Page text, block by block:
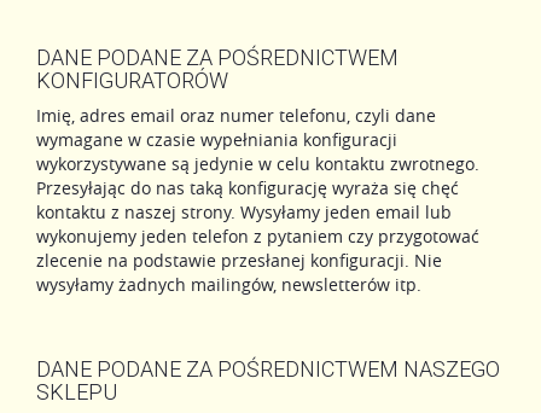
DANE PODANE ZA POŚREDNICTWEM
KONFIGURATORÓW
Imię, adres email oraz numer telefonu, czyli dane
wymagane w czasie wypełniania konfiguracji
wykorzystywane są jedynie w celu kontaktu zwrotnego.
Przesyłając do nas taką konfigurację wyraża się chęć
kontaktu z naszej strony. Wysyłamy jeden email lub
wykonujemy jeden telefon z pytaniem czy przygotować
zlecenie na podstawie przesłanej konfiguracji. Nie
wysyłamy żadnych mailingów, newsletterów itp.
DANE PODANE ZA POŚREDNICTWEM NASZEGO
SKLEPU